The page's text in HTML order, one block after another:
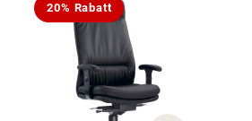
20% Rabatt